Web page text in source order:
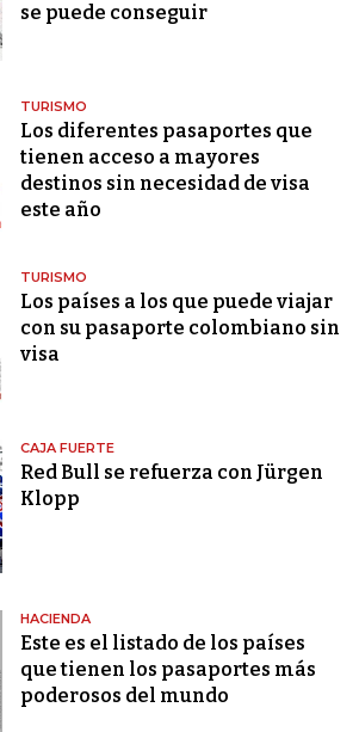
se puede conseguir
TURISMO
Los diferentes pasaportes que
tienen acceso a mayores
destinos sin necesidad de visa
este año
TURISMO
Los países a los que puede viajar
con su pasaporte colombiano sin
visa
CAJA FUERTE
Red Bull se refuerza con Jürgen
Klopp
HACIENDA
Este es el listado de los países
que tienen los pasaportes más
poderosos del mundo